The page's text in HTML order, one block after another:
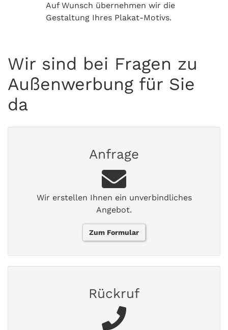
Auf Wunsch übernehmen wir die
Gestaltung Ihres Plakat-Motivs.
Wir sind bei Fragen zu
Außenwerbung für Sie
da
Anfrage
Wir erstellen Ihnen ein unverbindliches
Angebot.
Zum Formular
Rückruf